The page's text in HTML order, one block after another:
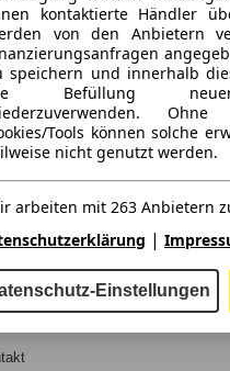
kontaktierte Händler
von den Anbietern
speichern und innerhalb
Befüllung neuer
Tools können solche
nicht genutzt werden.
arbeiten mit 263 Anbietern
|
Einstellungen